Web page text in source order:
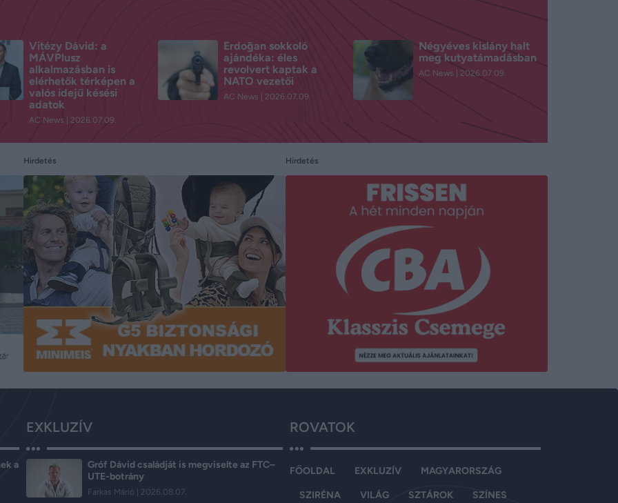
Vitézy Dávid: a
MÁVPlusz
alkalmazásban is
elérhetők térképen a
valós idejű késési
adatok
AC News 2026.07.09.
Erdoğan sokkoló
ajándéka: éles
revolvert kaptak a
NATO vezetői
AC News 2026.07.09.
Négyéves kislány halt
meg kutyatámadásban
AC News 2026.07.09.
Hirdetés Hirdetés
a
EXKLUZÍV
Gróf Dávid családját is megviselte az FTC–
UTE-botrány
Farkas Márió 2026.08.07.
ROVATOK
FŐOLDAL EXKLUZÍV MAGYARORSZÁG
SZIRÉNA VILÁG SZTÁROK SZÍNES